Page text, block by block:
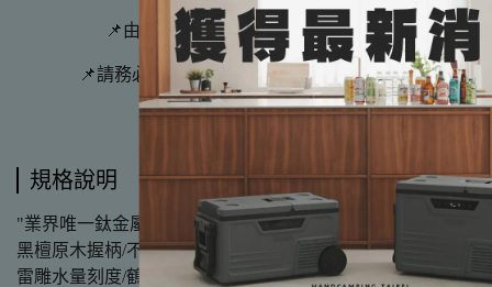
📌由於實體門市與網路商店同時販售
📌請務必詢問有無現貨再下標哦，非常感謝
規格說明
"業界唯一鈦金屬鍍膜,光鮮亮麗
黑檀原木握柄/不鏽鋼鑄造彎柄
雷雕水量刻度/鶴嘴出水設計"